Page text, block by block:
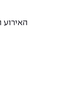
האירוע